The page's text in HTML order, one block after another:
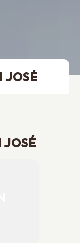
JOSÉ
JOSÉ